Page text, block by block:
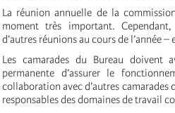
La réunion annuelle de la
moment très important.
d’autres réunions au cours de l’année
Les camarades du Bureau doivent
permanente d’assurer le
collaboration avec d’autres camarades
responsables des domaines de travail